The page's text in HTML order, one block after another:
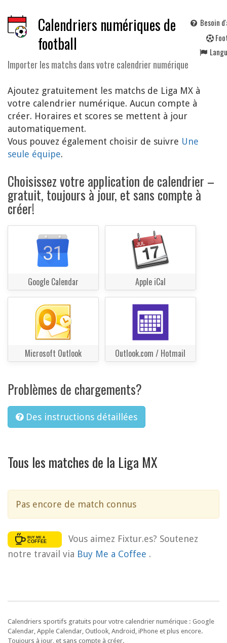
Calendriers numériques de
football
Importer les matchs dans votre calendrier numérique
Besoin
F
Ajoutez gratuitement les matchs de Liga MX à
votre calendrier numérique. Aucun compte à
créer. Horaires et scores se mettent à jour
automatiquement.
Vous pouvez également choisir de suivre Une
seule équipe.
Choisissez votre application de calendrier –
gratuit, toujours à jour, et sans compte à
créer!
Google Calendar Apple iCal
Microsoft Outlook Outlook.com / Hotmail
Problèmes de chargements?
Des instructions détaillées
Tous les matches de la Liga MX
Pas encore de match connus
Vous aimez Fixtur.es? Soutenez
notre travail via Buy Me a Coffee .
Calendriers sportifs gratuits pour votre calendrier numérique : Google
Calendar, Apple Calendar, Outlook, Android, iPhone et plus encore.
Toujours à jour, et sans compte à créer.